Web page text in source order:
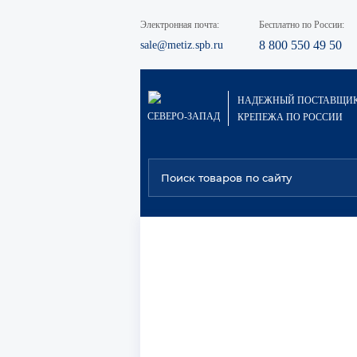
Электронная почта:
sale@metiz.spb.ru
Бесплатно по России:
8 800 550 49 50
СЕВЕРО-ЗАПАД
НАДЕЖНЫЙ
КРЕПЕЖА ПО РОССИИ